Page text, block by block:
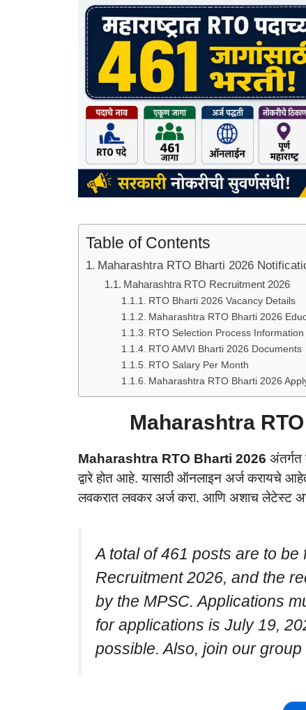
Table of Contents
Maharashtra RTO Bharti 2026
Maharashtra RTO Recruitment 2026
RTO Bharti 2026 Vacancy Details
Maharashtra RTO Bharti 2026
RTO Selection Process
RTO AMVI Bharti 2026 Documents
RTO Salary Per Month
Maharashtra RTO Bharti 2026
Maharashtra
Maharashtra RTO Bharti 2026 अंतर्गत
द्वारे होत आहे. यासाठी ऑनलाइन अर्ज करायचे
लवकरात लवकर अर्ज करा. आणि अशाच लेटेस्ट
A total of 461 posts are to
Recruitment 2026, and the
by the MPSC. Applications
for applications is July 19,
possible. Also, join our